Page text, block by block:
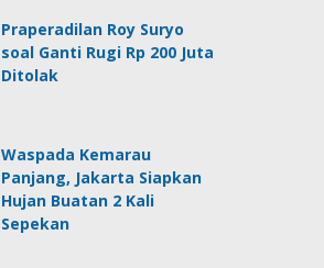
Praperadilan Roy Suryo
soal Ganti Rugi Rp 200 Juta
Ditolak
Waspada Kemarau
Panjang, Jakarta Siapkan
Hujan Buatan 2 Kali
Sepekan